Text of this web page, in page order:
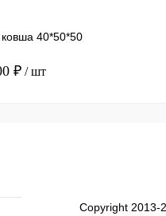
ковша 40*50*50
₽ / шт
Copyright 2013-